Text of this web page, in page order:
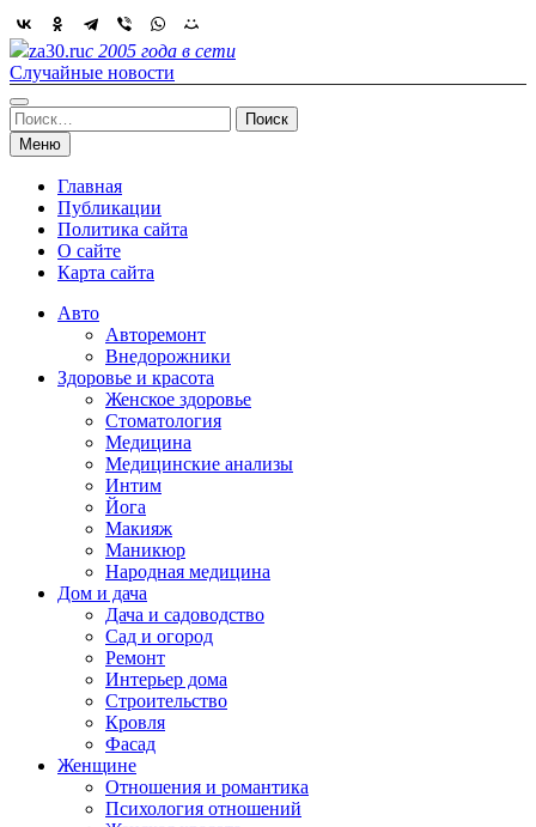
Skip
to
content
za30.ruс 2005 года в сети
Случайные новости
Найти:
Меню
Главная
Публикации
Политика сайта
О сайте
Карта сайта
Авто
Авторемонт
Внедорожники
Здоровье и красота
Женское здоровье
Стоматология
Медицина
Медицинские анализы
Интим
Йога
Макияж
Маникюр
Народная медицина
Дом и дача
Дача и садоводство
Сад и огород
Ремонт
Интерьер дома
Строительство
Кровля
Фасад
Женщине
Отношения и романтика
Психология отношений